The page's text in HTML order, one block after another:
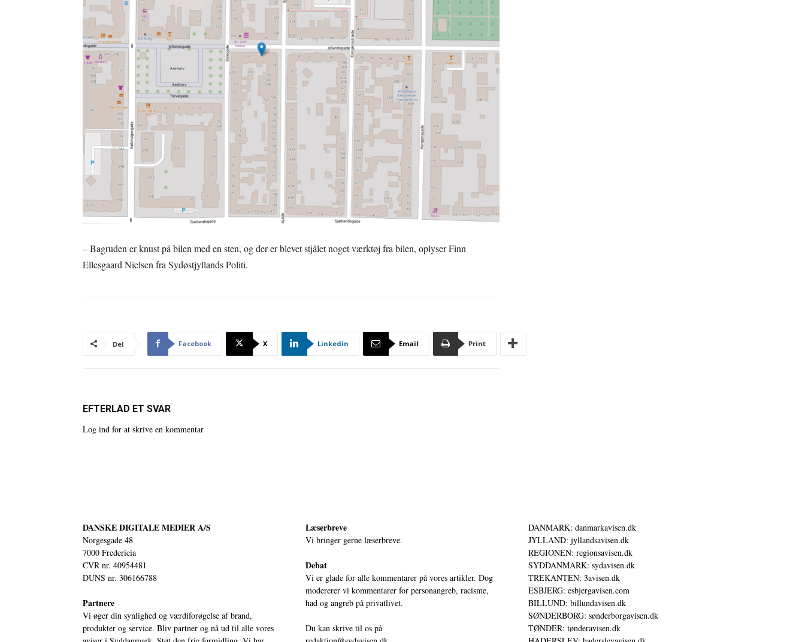
– Bagruden er knust på bilen med en sten, og der er blevet stjålet noget værktøj fra bilen, oplyser Finn
Ellesgaard Nielsen fra Sydøstjyllands Politi.
Del Facebook X Linkedin Email Print
EFTERLAD ET SVAR
Log ind for at skrive en kommentar
DANSKE DIGITALE MEDIER A/S
Norgesgade 48
7000 Fredericia
CVR nr. 40954481
DUNS nr. 306166788
Partnere
Vi øger din synlighed og værdiforøgelse af brand,
produkter og service. Bliv partner og nå ud til alle vores
Læserbreve
Vi bringer gerne læserbreve.
Debat
Vi er glade for alle kommentarer på vores artikler. Dog
modererer vi kommentarer for personangreb, racisme,
had og angreb på privatlivet.
Du kan skrive til os på
DANMARK: danmarkavisen.dk
JYLLAND: jyllandsavisen.dk
REGIONEN: regionsavisen.dk
SYDDANMARK: sydavisen.dk
TREKANTEN: 3avisen.dk
ESBJERG: esbjergavisen.com
BILLUND: billundavisen.dk
SØNDERBORG: sønderborgavisen.dk
TØNDER: tønderavisen.dk